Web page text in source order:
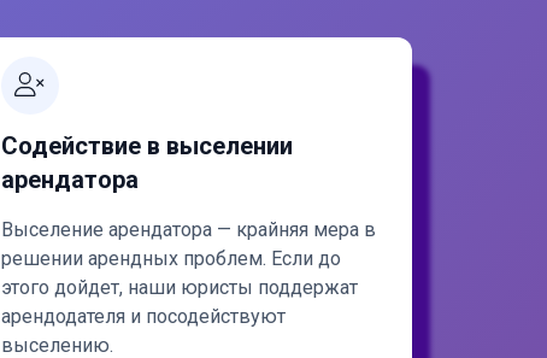
Содействие в выселении
арендатора
Выселение арендатора — крайняя мера в
решении арендных проблем. Если до
этого дойдет, наши юристы поддержат
арендодателя и посодействуют
выселению.